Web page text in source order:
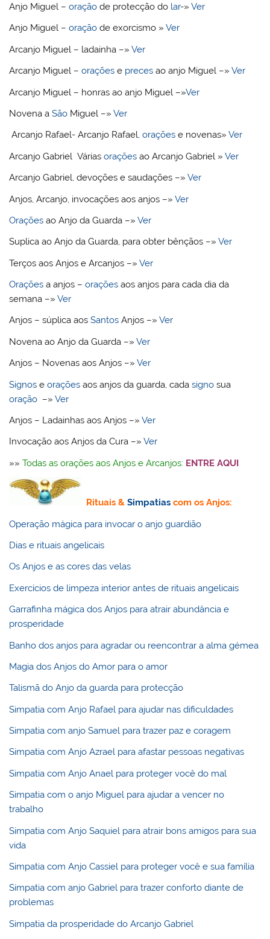
Anjo Miguel –oração de protecção do lar-»Ver
Anjo Miguel –oração de exorcismo »Ver
Arcanjo Miguel – ladainha –»Ver
Arcanjo Miguel –orações e preces ao anjo Miguel –»Ver
Arcanjo Miguel – honras ao anjo Miguel –»Ver
Novena aSão Miguel –»Ver
Arcanjo Rafael- Arcanjo Rafael,orações e novenas»Ver
Arcanjo Gabriel Váriasorações ao Arcanjo Gabriel »Ver
Arcanjo Gabriel, devoções e saudações –»Ver
Anjos, Arcanjo, invocações aos anjos –»Ver
Orações ao Anjo da Guarda –»Ver
Suplica ao Anjo da Guarda, para obter bênçãos –»Ver
Terços aos Anjos e Arcanjos –»Ver
Orações a anjos –orações aos anjos para cada dia da
semana –» Ver
Anjos – súplica aosSantos Anjos –»Ver
Novena ao Anjo da Guarda –»Ver
Anjos – Novenas aos Anjos –»Ver
Signos eorações aos anjos da guarda, cadasigno sua
oração –» Ver
Anjos – Ladainhas aos Anjos –»Ver
Invocação aos Anjos da Cura –»Ver
»»Todas as orações aos Anjos e Arcanjos: ENTRE AQUI
Rituais &Simpatias com os Anjos:
Operação mágica para invocar o anjo guardião
Dias e rituais angelicais
Os Anjos e as cores das velas
Exercícios de limpeza interior antes de rituais angelicais
Garrafinha mágica dos Anjos para atrair abundância e
prosperidade
Banho dos anjos para agradar ou reencontrar a alma gémea
Magia dos Anjos do Amor para o amor
Talismã do Anjo da guarda para protecção
Simpatia com Anjo Rafael para ajudar nas dificuldades
Simpatia com anjo Samuel para trazer paz e coragem
Simpatia com Anjo Azrael para afastar pessoas negativas
Simpatia com Anjo Anael para proteger você do mal
Simpatia com o anjo Miguel para ajudar a vencer no
trabalho
Simpatia com Anjo Saquiel para atrair bons amigos para sua
vida
Simpatia com Anjo Cassiel para proteger você e sua família
Simpatia com anjo Gabriel para trazer conforto diante de
problemas
Simpatia da prosperidade do Arcanjo Gabriel